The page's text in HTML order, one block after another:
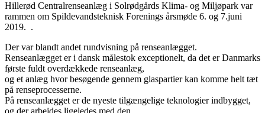
Hillerød Centralrenseanlæg i Solrødgårds Klima- og Miljøpark var
rammen om Spildevandsteknisk Forenings årsmøde 6. og 7.juni
2019. .
Der var blandt andet rundvisning på renseanlægget.
Renseanlægget er i dansk målestok exceptionelt, da det er Danmarks
første fuldt overdækkede renseanlæg,
og et anlæg hvor besøgende gennem glaspartier kan komme helt tæt
på renseprocesserne.
På renseanlægget er de nyeste tilgængelige teknologier indbygget,